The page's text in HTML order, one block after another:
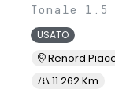
Tonale 1.5
USATO
Renord
11.262 Km